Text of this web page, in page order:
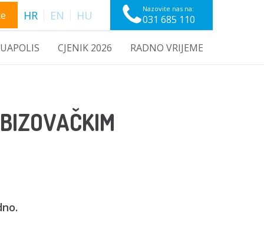
HR EN HU Nazovite nas na:
031 685 110
CJENIK 2026 RADNO VRIJEME